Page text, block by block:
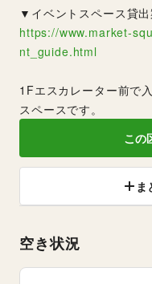
▼イベントスペース貸出
https://www.market-
nt_guide.html
1Fエスカレーター前で
スペースです。
この
ま
空き状況